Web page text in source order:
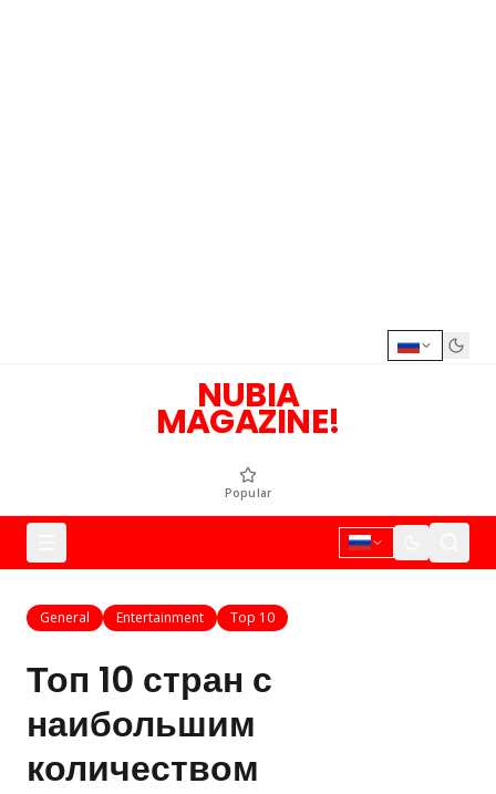
NUBIA
MAGAZINE!
Popular
General Entertainment Top 10
Топ 10 стран с
наибольшим
количеством